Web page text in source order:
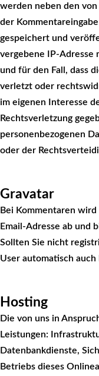
werden neben den
der
gespeichert und
vergebene IP-Adresse
und für den Fall, dass
verletzt oder
im eigenen Interesse
Rechtsverletzung
personenbezogenen
oder der
Gravatar
Bei Kommentaren
Email-Adresse ab und
Sollten Sie nicht
User automatisch
Hosting
Die von uns in
Leistungen:
Datenbankdienste,
Betriebs dieses